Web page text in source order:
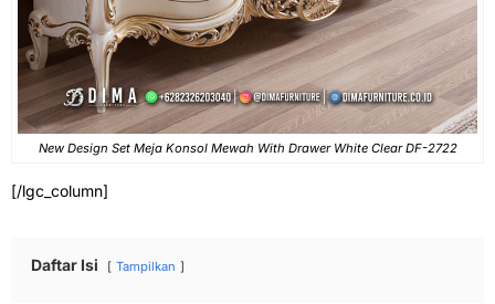
New Design Set Meja Konsol Mewah With Drawer White Clear DF-2722
[/lgc_column]
Daftar Isi Tampilkan